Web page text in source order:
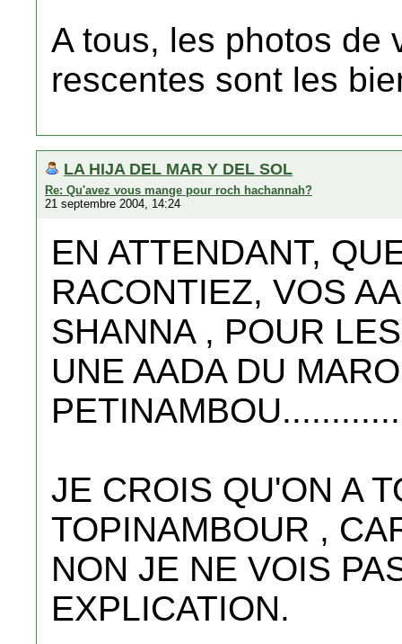
A tous, les photos de
rescentes sont les
LA HIJA DEL MAR Y DEL SOL
Re: Qu'avez vous mange pour roch hachannah?
21 septembre 2004, 14:24
EN ATTENDANT,
RACONTIEZ, VOS
SHANNA , POUR
UNE AADA DU
JE CROIS QU'ON A
TOPINAMBOUR ,
NON JE NE VOIS
EXPLICATION.